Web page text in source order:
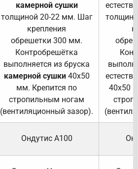
камерной сушки
толщиной 20-22 мм. Шаг
крепления
обрешетки 300 мм.
Контробрешётка
выполняется из бруска
камерной сушки40х50
мм. Крепится по
стропильным ногам
(вентиляционный зазор).
40х50
Ондутис А100